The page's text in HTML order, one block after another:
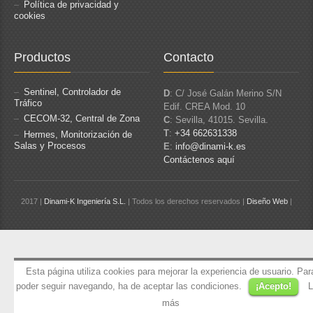
Política de privacidad y
cookies
Productos
Sentinel, Controlador de
Tráfico
CECOM-32, Central de Zona
Hermes, Monitorización de
Salas y Procesos
Contacto
D: C/ José Galán Merino S/N
Edif. CREA Mod. 10
C: Sevilla, 41015. Sevilla.
T: +34 662631338
E: info@dinami-k.es
Contáctenos aquí
2017 | Dinami-K Ingeniería S.L. | Todos los derechos reservados | Diseño Web |
Esta página utiliza cookies para mejorar la experiencia de usuario.
poder seguir navegando, ha de aceptar las condiciones.
¡Acepto!
más